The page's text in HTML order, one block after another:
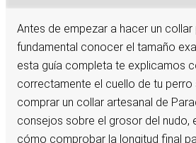
Antes de empezar a hacer un collar
fundamental conocer el tamaño
esta guía completa te explicamos
correctamente el cuello de tu
comprar un collar artesanal de
consejos sobre el grosor del nudo,
cómo comprobar la longitud final